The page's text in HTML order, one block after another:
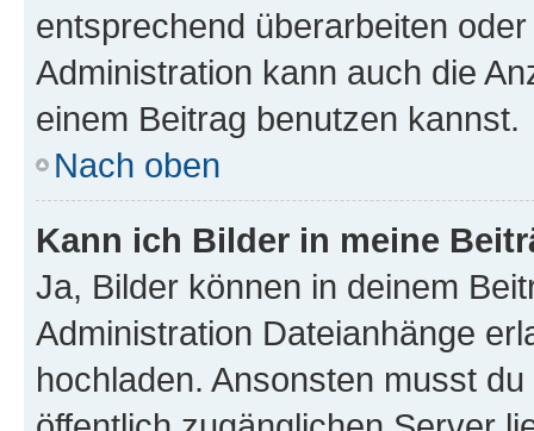
entsprechend überarbeiten
Administration kann auch die
einem Beitrag benutzen kannst.
Nach oben
Kann ich Bilder in meine
Ja, Bilder können in deinem
Administration Dateianhänge
hochladen. Ansonsten musst